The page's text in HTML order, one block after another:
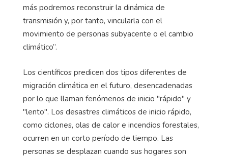
más podremos reconstruir la dinámica de
transmisión y, por tanto, vincularla con el
movimiento de personas subyacente o el cambio
climático”.
Los científicos predicen dos tipos diferentes de
migración climática en el futuro, desencadenadas
por lo que llaman fenómenos de inicio "rápido" y
"lento". Los desastres climáticos de inicio rápido,
como ciclones, olas de calor e incendios forestales,
ocurren en un corto período de tiempo. Las
personas se desplazan cuando sus hogares son